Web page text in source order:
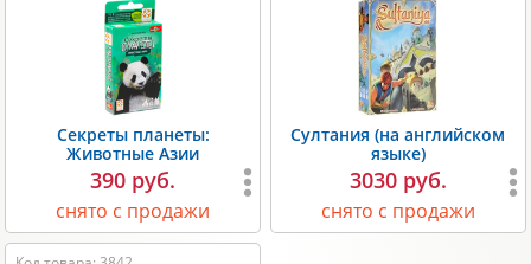
Секреты планеты:
Животные Азии
390 руб.
снято с продажи
Султания (на английском
языке)
3030 руб.
снято с продажи